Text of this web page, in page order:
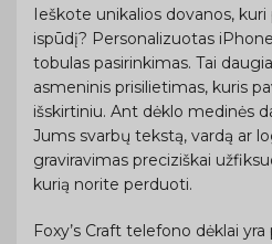
Ieškote unikalios dovanos,
ispūdį? Personalizuotas
tobulas pasirinkimas. Tai
asmeninis prisilietimas, kuris
išskirtiniu. Ant dėklo medinės
Jums svarbų tekstą, vardą ar
graviravimas preciziškai
kurią norite perduoti.
Foxy’s Craft telefono dėklai